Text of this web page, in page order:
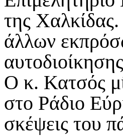
της
άλλων
Ο κ. Κατσός
στο Ράδιο
σκέψεις του